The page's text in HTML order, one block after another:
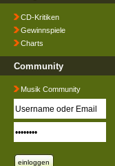
CD-Kritiken
Gewinnspiele
Charts
Community
Musik Community